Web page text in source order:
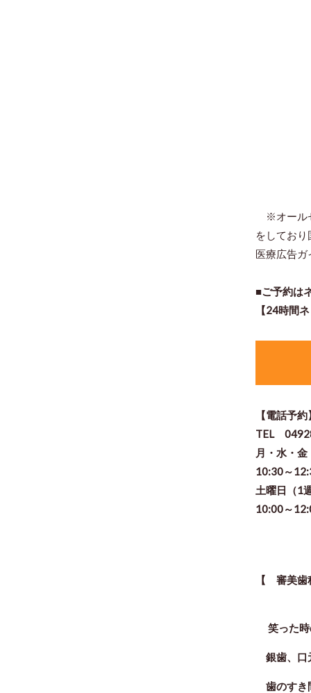
※オール
をしてお
医療広告
■ご予約は
【24時間
【電話予約
TEL
月・水・
10:30～
土曜日（1
10:00～
【 審美
笑った時
銀歯、口
歯のすき